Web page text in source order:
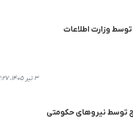
۳ تیر ۱۴۰۵، ۱۲:۲۷
توسط نیروهای حکومتی